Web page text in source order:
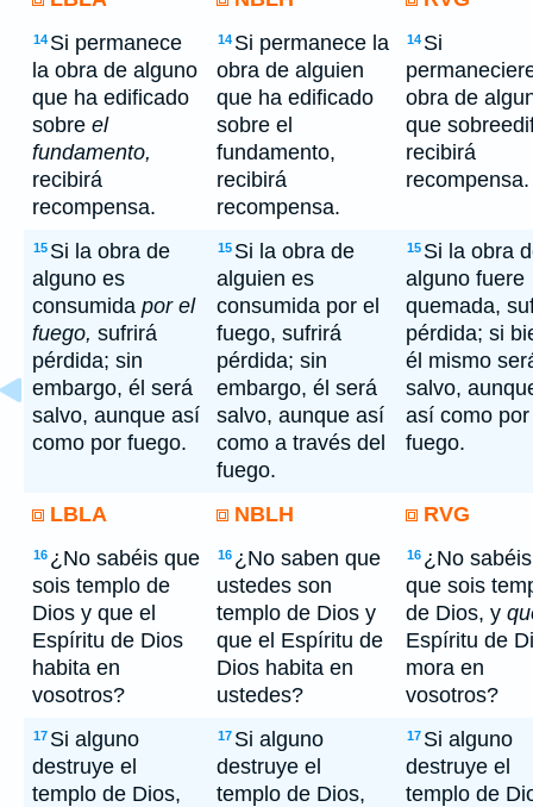
14 Si permanece
la obra de alguno
que ha edificado
sobre el
fundamento,
recibirá
recompensa.
14 Si permanece la
obra de alguien
que ha edificado
sobre el
fundamento,
recibirá
recompensa.
14 Si
obra de
que
recibirá
recompensa.
15 Si la obra de
alguno es
consumida por el
fuego, sufrirá
pérdida; sin
embargo, él será
salvo, aunque así
como por fuego.
15 Si la obra de
alguien es
consumida por el
fuego, sufrirá
pérdida; sin
embargo, él será
salvo, aunque así
como a través del
fuego.
15 Si la obra
alguno fuere
quemada,
pérdida; si
él mismo
salvo,
así como por
fuego.
LBLA NBLH RVG
16 ¿No sabéis que
sois templo de
Dios y que el
Espíritu de Dios
habita en
vosotros?
16 ¿No saben que
ustedes son
templo de Dios y
que el Espíritu de
Dios habita en
ustedes?
16 ¿No sabéis
que sois
de Dios, y
Espíritu de
mora en
vosotros?
17 Si alguno
destruye el
templo de Dios,
17 Si alguno
destruye el
templo de Dios,
17 Si alguno
destruye el
templo de